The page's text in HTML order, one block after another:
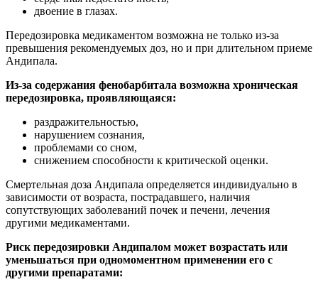
двоение в глазах.
Передозировка медикаментом возможна не только из-за
превышения рекомендуемых доз, но и при длительном приеме
Андипала.
Из-за содержания фенобарбитала возможна хроническая
передозировка, проявляющаяся:
раздражительностью,
нарушением сознания,
проблемами со сном,
снижением способности к критической оценки.
Смертельная доза Андипала определяется индивидуально в
зависимости от возраста, пострадавшего, наличия
сопутствующих заболеваний почек и печени, лечения
другими медикаментами.
Риск передозировки Андипалом может возрастать или
уменьшаться при одномоментном применении его с
другими препаратами: